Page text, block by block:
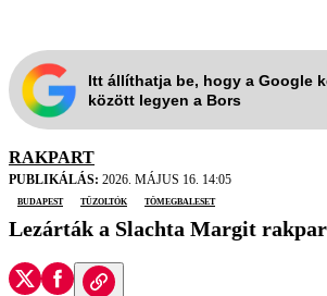
Itt állíthatja be, hogy a Google
között legyen a Bors
RAKPART
PUBLIKÁLÁS: 2026. MÁJUS 16. 14:05
Budapest
tűzoltók tömegbaleset
Lezárták a Slachta Margit